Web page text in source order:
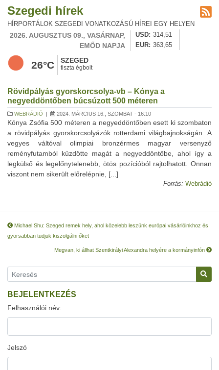
Szegedi hírek
HÍRPORTÁLOK SZEGEDI VONATKOZÁSÚ HÍREI EGY HELYEN
2026. AUGUSZTUS 09., VASÁRNAP,
EMŐD NAPJA
USD
314,51
EUR
363,65
26°C SZEGED
tiszta égbolt
Rövidpályás gyorskorcsolya-vb – Kónya a
negyeddöntőben búcsúzott 500 méteren
WEBRÁDIÓ | 2024. MÁRCIUS 16., SZOMBAT - 16:10
Kónya Zsófia 500 méteren a negyeddöntőben esett ki szombaton
a rövidpályás gyorskorcsolyázók rotterdami világbajnokságán. A
vegyes váltóval olimpiai bronzérmes magyar versenyző
reményfutamból küzdötte magát a negyeddöntőbe, ahol így a
legkülső és legelőnytelenebb, ötös pozícióból rajtolhatott. Onnan
viszont nem sikerült előrelépnie, [...]
Forrás: Webrádió
Michael Shu: Szeged remek hely, ahol közelebb leszünk európai vásárlóinkhoz és
gyorsabban tudjuk kiszolgálni őket
Megvan, ki állhat Szentkirályi Alexandra helyére a kormányinfón
BEJELENTKEZÉS
Felhasználói név:
Jelszó